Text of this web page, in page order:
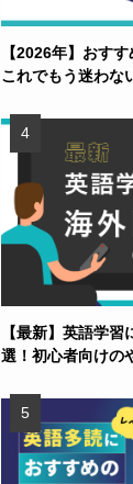
【2026年】おす
これでもう迷わな
【最新】英語学
選！初心者向けの